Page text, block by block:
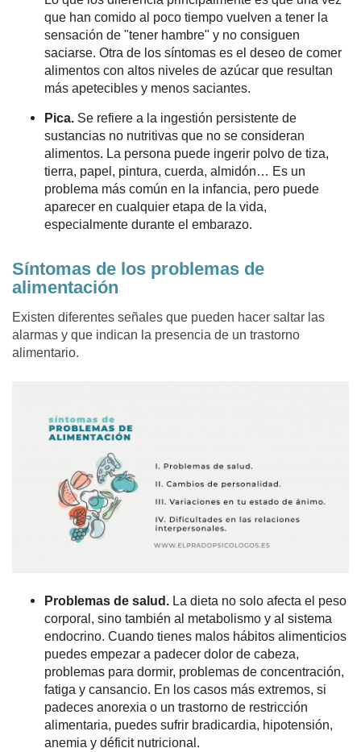
que han comido al poco tiempo vuelven a tener la
sensación de "tener hambre" y no consiguen
saciarse. Otra de los síntomas es el deseo de comer
alimentos con altos niveles de azúcar que resultan
más apetecibles y menos saciantes.
Pica. Se refiere a la ingestión persistente de
sustancias no nutritivas que no se consideran
alimentos. La persona puede ingerir polvo de tiza,
tierra, papel, pintura, cuerda, almidón… Es un
problema más común en la infancia, pero puede
aparecer en cualquier etapa de la vida,
especialmente durante el embarazo.
Síntomas de los problemas de
alimentación
Existen diferentes señales que pueden hacer saltar las
alarmas y que indican la presencia de un trastorno
alimentario.
Problemas de salud. La dieta no solo afecta el peso
corporal, sino también al metabolismo y al sistema
endocrino. Cuando tienes malos hábitos alimenticios
puedes empezar a padecer dolor de cabeza,
problemas para dormir, problemas de concentración,
fatiga y cansancio. En los casos más extremos, si
padeces anorexia o un trastorno de restricción
alimentaria, puedes sufrir bradicardia, hipotensión,
anemia y déficit nutricional.